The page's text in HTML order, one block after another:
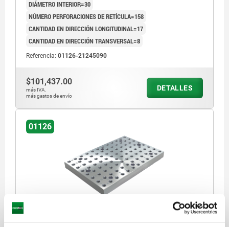
DIÁMETRO INTERIOR=30
NÚMERO PERFORACIONES DE RETÍCULA=158
CANTIDAD EN DIRECCIÓN LONGITUDINAL=17
CANTIDAD EN DIRECCIÓN TRANSVERSAL=8
Referencia: 01126-21245090
$101,437.00
más IVA.
más gastos de envío
DETALLES
01126
PLACA DE BASE CON PERFORACIONES DE RETÍCU,
FORMA:B L=1000, B=500, H=50, D=12, GJL300